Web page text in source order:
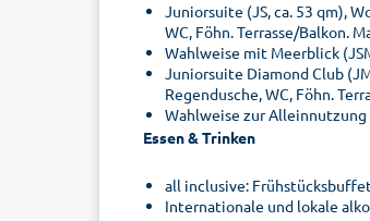
Juniorsuite (JS, ca. 53 qm),
WC, Föhn. Terrasse/Balkon.
Wahlweise mit Meerblick
Juniorsuite Diamond Club
Regendusche, WC, Föhn.
Wahlweise zur Alleinnutzung
Essen & Trinken
all inclusive:
Internationale und lokale